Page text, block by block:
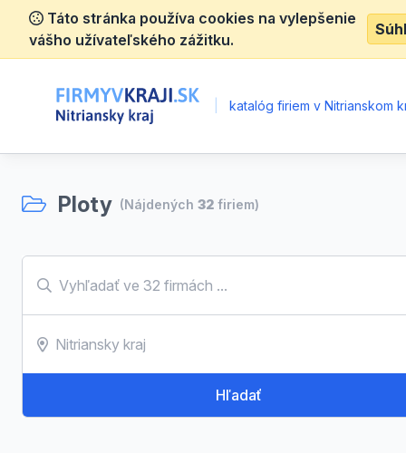
Táto stránka používa cookies na vylepšenie
vášho užívateľského zážitku.
katalóg firiem v Nitrianskom
Ploty (Nájdených 32 firiem)
Hľadať